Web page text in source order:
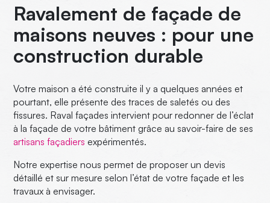
Ravalement de façade de
maisons neuves : pour une
construction durable
Votre maison a été construite il y a quelques années et
pourtant, elle présente des traces de saletés ou des
fissures. Raval façades intervient pour redonner de l’éclat
à la façade de votre bâtiment grâce au savoir-faire de ses
artisans façadiers expérimentés.
Notre expertise nous permet de proposerun devis
détaillé et sur mesure selon l’état de votre façade et les
travaux à envisager.